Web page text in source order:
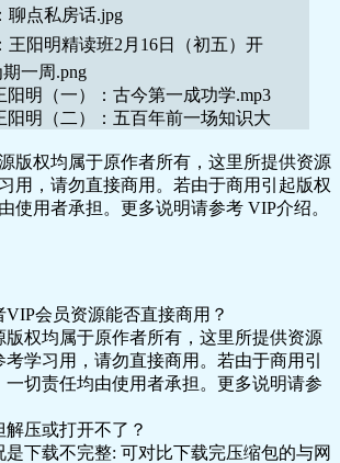
点私房话.jpg
阳明精读班2月16日（初五）开
一周.png
阳明（一）：古今第一成功学.mp3
阳明（二）：五百年前一场知识大
阳明（三）：王阳明买不买学区
阳明（四）：知行合一，心法塑造
阳明（六）：岩中花树与格局.mp3
阳明（七）：复盘.mp3
勒布（一）：非对称风险.mp3
布（一）：非对称风险.png
勒布（二）：非线性与脆弱系
勒布（二）：非线性与脆弱系统.png
版权均属于原作者所有，这里所提供资源
用，请勿直接商用。若由于商用引起版权
使用者承担。更多说明请参考 VIP介绍。
VIP会员资源能否直接商用？
版权均属于原作者所有，这里所提供资源
学习用，请勿直接商用。若由于商用引
一切责任均由使用者承担。更多说明请参
压或打开不了？
是下载不完整: 可对比下载完压缩包的与网